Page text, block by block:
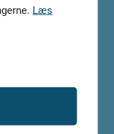
Læs